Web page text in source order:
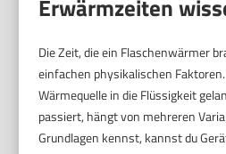
Erwärmzeiten
Die Zeit, die ein Flaschenwärmer
einfachen physikalischen
Wärmequelle in die Flüssigkeit
passiert, hängt von mehreren
Grundlagen kennst, kannst du